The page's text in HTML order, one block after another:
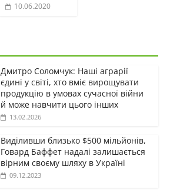
10.06.2020
Дмитро Соломчук: Наші аграрії
єдині у світі, хто вміє вирощувати
продукцію в умовах сучасної війни
й може навчити цього інших
13.02.2026
Виділивши близько $500 мільйонів,
Говард Баффет надалі залишається
вірним своєму шляху в Україні
09.12.2023